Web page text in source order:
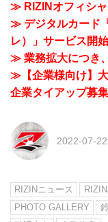
≫ RIZINオフィシ
≫ デジタルカード
レ）」サービス開始
≫ 業務拡大につき
≫【企業様向け】
企業タイアップ募集
2022-07-22
RIZINニュース
PHOTO GALLERY